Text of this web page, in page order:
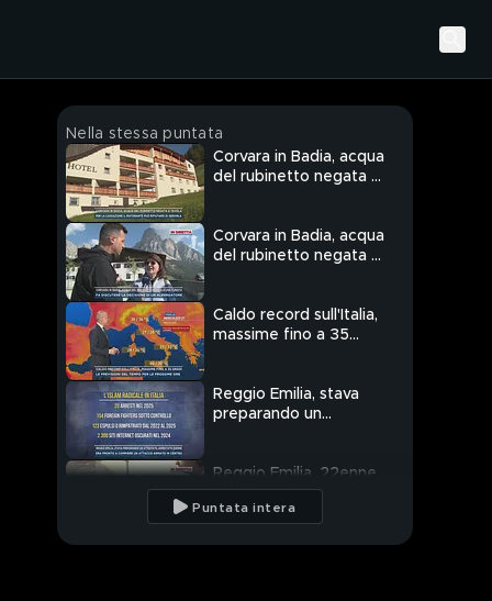
Nella stessa puntata
Corvara in Badia, acqua
del rubinetto negata a
Corvara in Badia, acqua
del rubinetto negata a
Caldo record sull'Italia,
massime fino a 35
Reggio Emilia, stava
preparando un
Reggio Emilia, 22enne
arrestato, stava
preparando un
Puntata intera